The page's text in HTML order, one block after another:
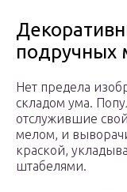
подручных
Нет предела
складом ума.
отслужившие
мелом, и
краской,
штабелями.